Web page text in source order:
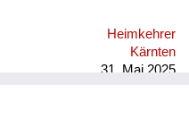
Heimkehrer
Kärnten
31. Mai 2025